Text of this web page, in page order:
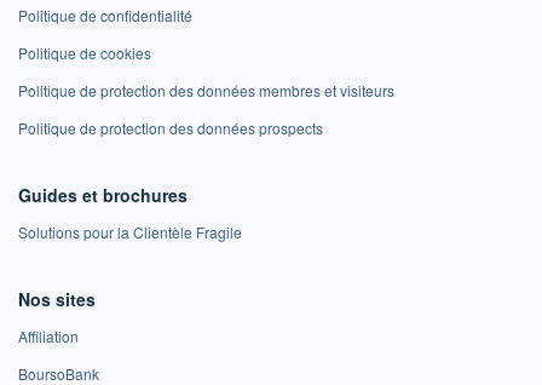
Politique de confidentialité
Politique de cookies
Politique de protection des données membres et visiteurs
Politique de protection des données prospects
Guides et brochures
Solutions pour la Clientèle Fragile
Nos sites
Affiliation
BoursoBank